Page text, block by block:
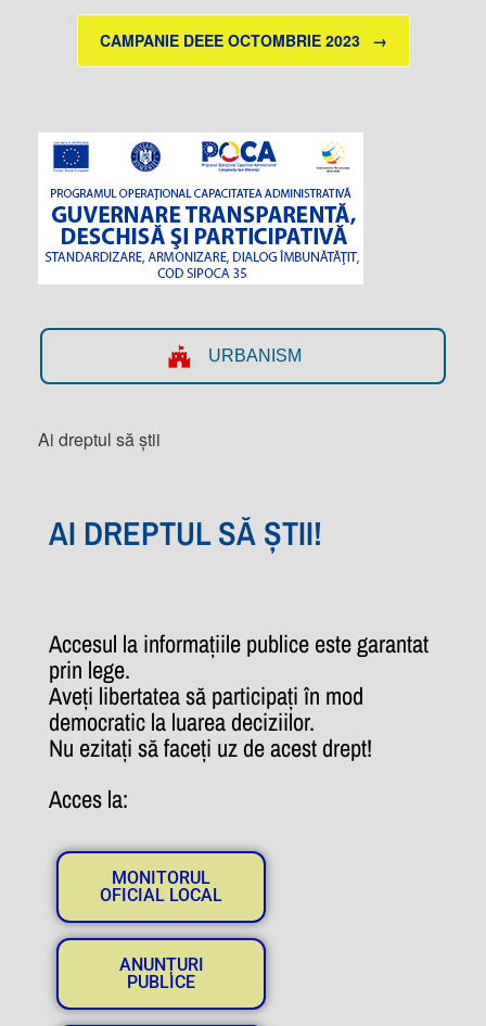
CAMPANIE DEEE OCTOMBRIE 2023 →
URBANISM
Ai dreptul să știi
AI DREPTUL SĂ ȘTII!
Accesul la informațiile publice este garantat
prin lege.
Aveți libertatea să participați în mod
democratic la luarea deciziilor.
Nu ezitați să faceți uz de acest drept!
Acces la:
MONITORUL
OFICIAL LOCAL
ANUNȚURI
PUBLICE